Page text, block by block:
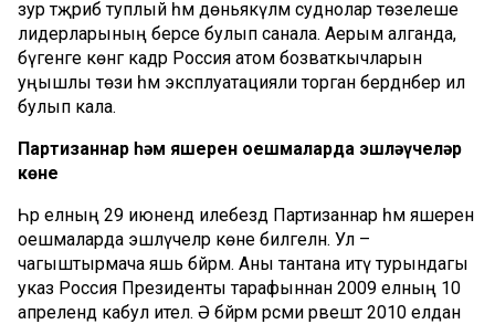
зур тәҗрибә туплый һәм дөньякүләм суднолар төзелеше
лидерларының берсе булып санала. Аерым алганда,
бүгенге көнгә кадәр Россия атом бозваткычларын
уңышлы төзи һәм эксплуатацияли торган бердәнбер ил
булып кала.
Партизаннар һәм яшерен оешмаларда эшләүчеләр
көне
Һәр елның 29 июнендә илебездә Партизаннар һәм яшерен
оешмаларда эшләүчеләр көне билгеләнә. Ул –
чагыштырмача яшь бәйрәм. Аны тантана итү турындагы
указ Россия Президенты тарафыннан 2009 елның 10
апрелендә кабул ителә. Ә бәйрәм рәсми рәвештә 2010 елдан